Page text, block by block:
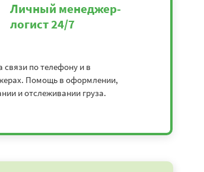
Личный менеджер-
логист 24/7
связи по телефону и в
Помощь в оформлении,
и отслеживании груза.